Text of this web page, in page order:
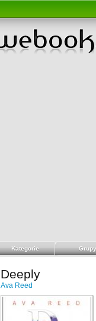
Kategorie Grupy
Deeply
Ava Reed